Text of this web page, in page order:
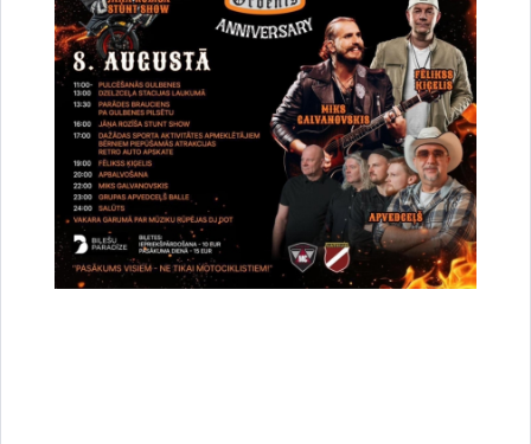
Vai šī informācija bija noderīga?